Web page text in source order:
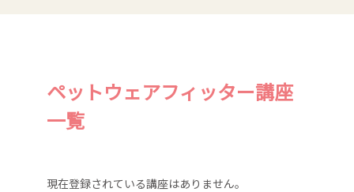
ペットウェアフィッター講座
一覧
現在登録されている講座はありません。